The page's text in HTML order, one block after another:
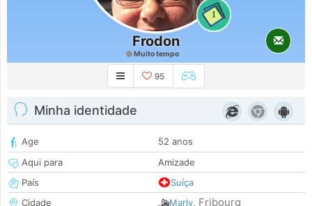
1
Frodon
Muito tempo
95
Minha identidade
Age
52 anos
Aqui para
Amizade
País
Suíça
Cidade
Marly, Fribourg